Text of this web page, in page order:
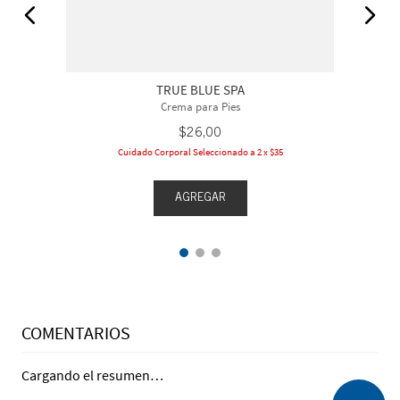
TRUE BLUE SPA
Crema para Pies
$26,00
Cuidado Corporal Seleccionado a 2 x $35
AGREGAR
COMENTARIOS
Cargando el resumen…